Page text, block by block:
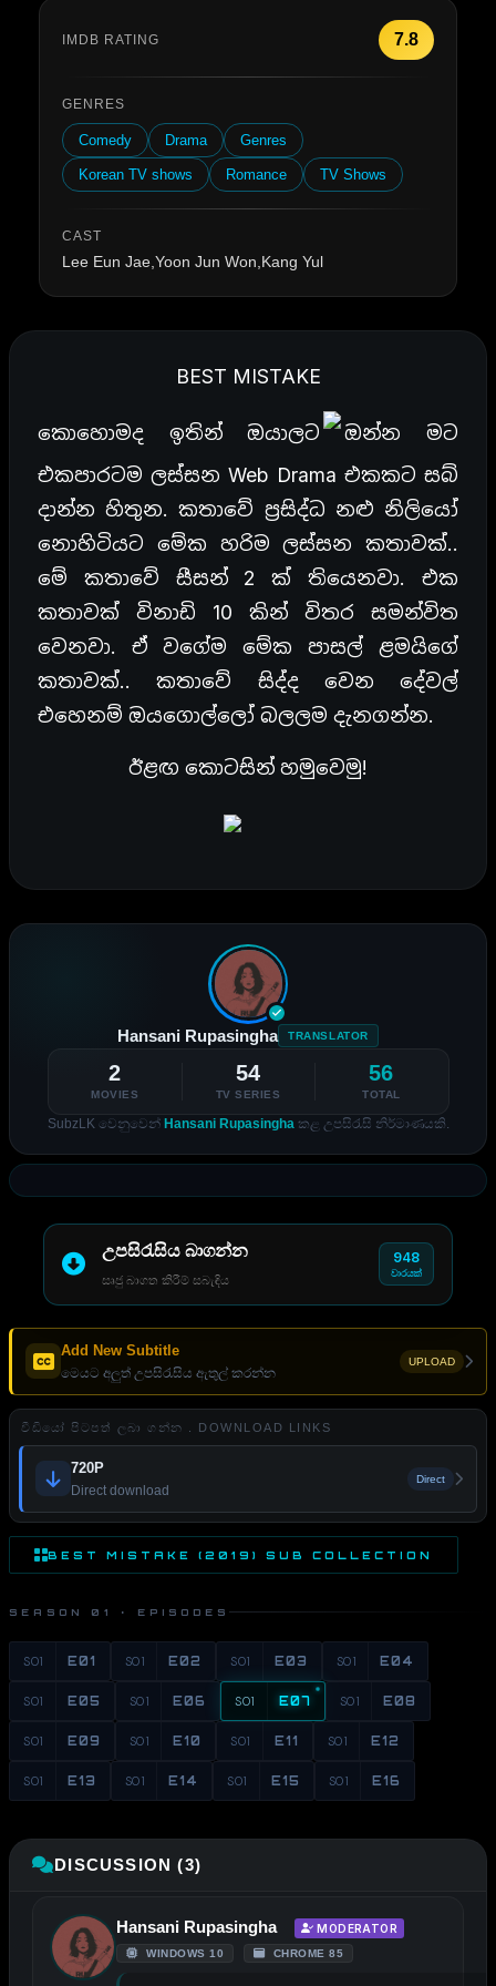
IMDB RATING 7.8
GENRES
Comedy Drama Genres
Korean TV shows Romance TV Shows
CAST
Lee Eun Jae,Yoon Jun Won,Kang Yul
BEST MISTAKE
කොහොමද ඉතින් ඔයාලට
ඔන්න මට
එකපාරටම ලස්සන Web Drama එකකට සබ්
දාන්න හිතුන. කතාවේ ප්‍රසිද්ධ නළු නිලියෝ
නොහිටියට මේක හරිම ලස්සන කතාවක්..
මේ කතාවේ සීසන් 2 ක් තියෙනවා. එක
කතාවක් විනාඩි 10 කින් විතර සමන්විත
වෙනවා. ඒ වගේම මේක පාසල් ළමයිගේ
කතාවක්.. කතාවේ සිද්ද වෙන දේවල්
එහෙනම් ඔයගොල්ලෝ බලලම දැනගන්න.
ඊළඟ කොටසින් හමුවෙමු!
Hansani Rupasingha TRANSLATOR
2
MOVIES
54
TV SERIES
56
TOTAL
SubzLK වෙනුවෙන් Hansani Rupasingha කළ උපසිරැසි නිර්මාණයකි.
උපසිරැසිය බාගන්න
සෘජු බාගත කිරීම් සබැඳිය
948
වාරයක්
Add New Subtitle
මෙයට අලුත් උපසිරැසිය ඇතුල් කරන්න
UPLOAD
වීඩියෝ පිටපත් ලබා ගන්න . DOWNLOAD LINKS
720P
Direct download
Direct
BEST MISTAKE (2019) SUB COLLECTION
SEASON 01 · EPISODES
S01 E01 S01 E02 S01 E03 S01 E04
S01 E05 S01 E06 S01 E07 S01 E08
S01 E09 S01 E10 S01 E11 S01 E12
S01 E13 S01 E14 S01 E15 S01 E16
DISCUSSION (3)
Hansani Rupasingha MODERATOR
WINDOWS 10 CHROME 85